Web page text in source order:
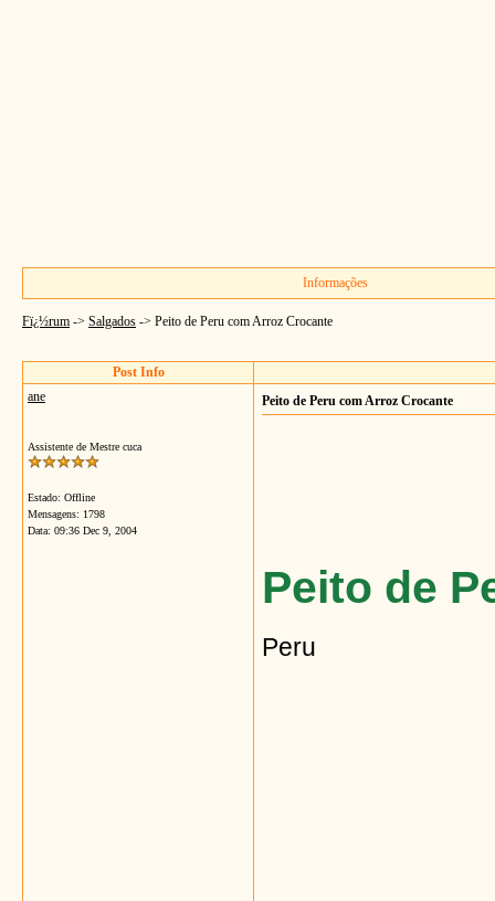
Informações
Fï¿½rum -> Salgados -> Peito de Peru com Arroz Crocante
Post Info
ane
Assistente de Mestre cuca
Estado: Offline
Mensagens: 1798
Data: 09:36 Dec 9, 2004
Peito de Peru com Arroz Crocante
Peito de
Peru